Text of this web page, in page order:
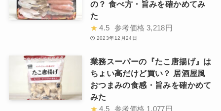
の？ 食べ方・旨みを確かめてみ
た
★ 4.5 参考価格 3,218円
2023年12月24日
業務スーパーの『たこ唐揚げ』は
ちょい高だけど買い？ 居酒屋風
おつまみの食感・旨みを確かめて
みた
★ 4.5 参考価格 1,077円